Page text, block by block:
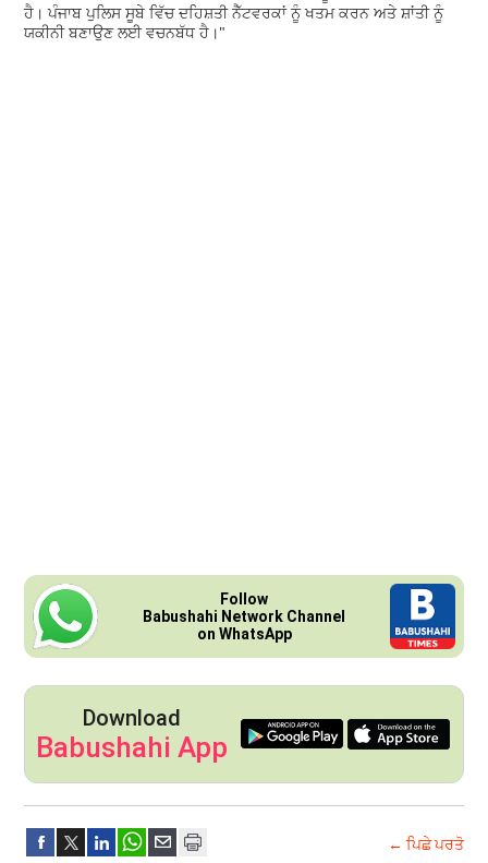
ਹੈ। ਪੰਜਾਬ ਪੁਲਿਸ ਸੂਬੇ ਵਿੱਚ ਦਹਿਸ਼ਤੀ ਨੈੱਟਵਰਕਾਂ ਨੂੰ ਖਤਮ ਕਰਨ ਅਤੇ ਸ਼ਾਂਤੀ ਨੂੰ
ਯਕੀਨੀ ਬਣਾਉਣ ਲਈ ਵਚਨਬੱਧ ਹੈ।"
Follow
Babushahi Network Channel
on WhatsApp
Download
Babushahi App
← ਪਿਛੇ ਪਰਤੋ